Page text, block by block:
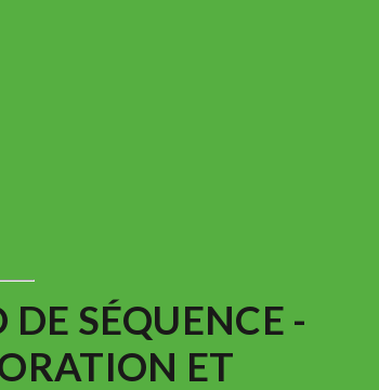
DE SÉQUENCE -
ET